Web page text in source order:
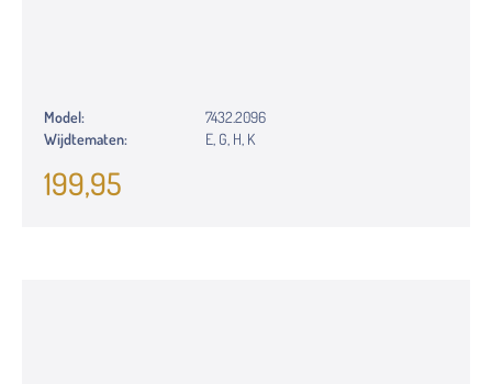
Model:
7432.2096
Wijdtematen:
E, G, H, K
199,95